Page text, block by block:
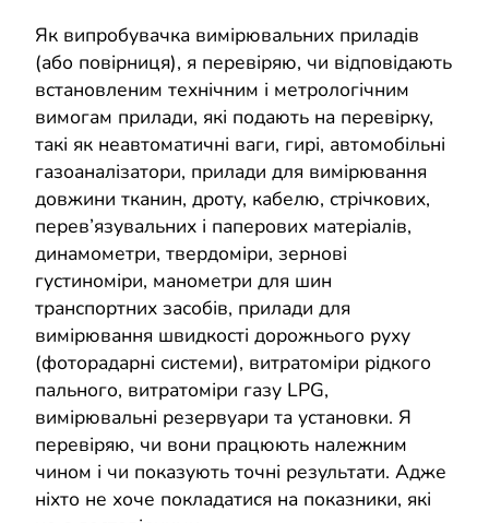
Як випробувачка вимірювальних приладів
(або повірниця), я перевіряю, чи відповідають
встановленим технічним і метрологічним
вимогам прилади, які подають на перевірку,
такі як неавтоматичні ваги, гирі, автомобільні
газоаналізатори, прилади для вимірювання
довжини тканин, дроту, кабелю, стрічкових,
перев’язувальних і паперових матеріалів,
динамометри, твердоміри, зернові
густиноміри, манометри для шин
транспортних засобів, прилади для
вимірювання швидкості дорожнього руху
(фоторадарні системи), витратоміри рідкого
пального, витратоміри газу LPG,
вимірювальні резервуари та установки. Я
перевіряю, чи вони працюють належним
чином і чи показують точні результати. Адже
ніхто не хоче покладатися на показники, які